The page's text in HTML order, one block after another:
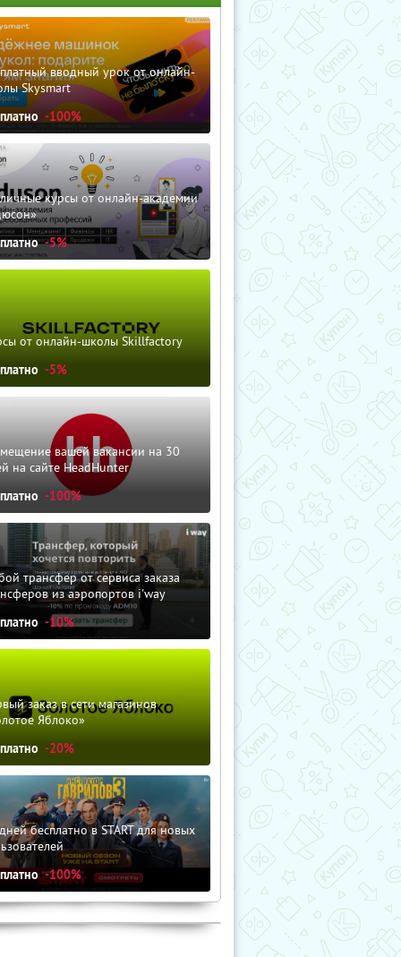
вводный урок от онлайн-
Skysmart
-100%
курсы от онлайн-академии
-5%
от онлайн-школы Skillfactory
-5%
вашей вакансии на 30
на сайте HeadHunter
-100%
трансфер от сервиса заказа
из аэропортов i'way
-10%
заказ в сети магазинов
Яблоко»
-20%
бесплатно в START для новых
-100%